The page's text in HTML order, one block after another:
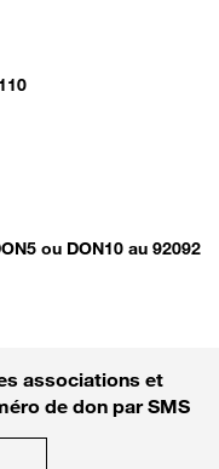
ou DON10 au 92092
associations et
de don par SMS